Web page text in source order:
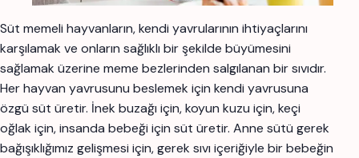
Süt memeli hayvanların, kendi yavrularının ihtiyaçlarını
karşılamak ve onların sağlıklı bir şekilde büyümesini
sağlamak üzerine meme bezlerinden salgılanan bir sıvıdır.
Her hayvan yavrusunu beslemek için kendi yavrusuna
özgü süt üretir. İnek buzağı için, koyun kuzu için, keçi
oğlak için, insanda bebeği için süt üretir. Anne sütü gerek
bağışıklığımız gelişmesi için, gerek sıvı içeriğiyle bir bebeğin